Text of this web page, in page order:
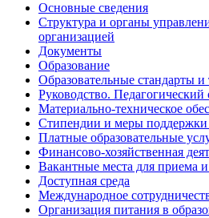
Основные сведения
Структура и органы
организацией
Документы
Образование
Образовательные стандарты и
Руководство. Педагогический
Материально-техническое
Стипендии и меры
Платные образовательные
Финансово-хозяйственная
Вакантные места для приема
Доступная среда
Международное
Организация питания в